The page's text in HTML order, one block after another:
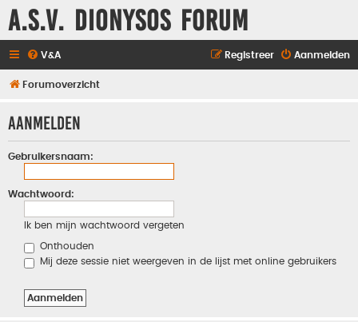
A.S.V. Dionysos Forum
V&A Aanmelden
Registreer
Forumoverzicht
Aanmelden
Gebruikersnaam:
Wachtwoord:
Ik ben mijn wachtwoord vergeten
Onthouden
Mij deze sessie niet weergeven in de lijst met online gebruikers